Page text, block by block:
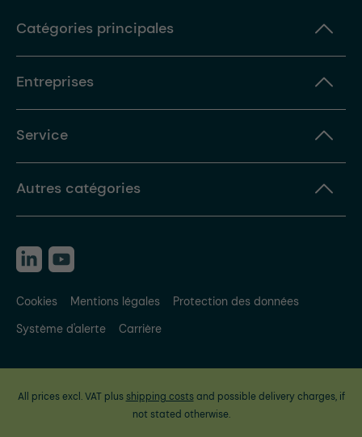
Catégories principales
Entreprises
Service
Autres catégories
Cookies Mentions légales
Protection des données
Système d'alerte
Carrière
All prices excl. VAT plus shipping costsand possible delivery charges, if
not stated otherwise.